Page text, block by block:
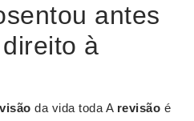
antes
à
da vida toda A revisão é